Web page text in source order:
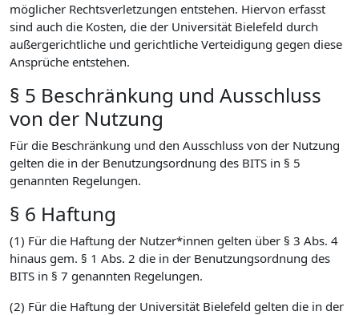
möglicher Rechtsverletzungen entstehen. Hiervon erfasst
sind auch die Kosten, die der Universität Bielefeld durch
außergerichtliche und gerichtliche Verteidigung gegen diese
Ansprüche entstehen.
§ 5 Beschränkung und Ausschluss
von der Nutzung
Für die Beschränkung und den Ausschluss von der Nutzung
gelten die in der Benutzungsordnung des BITS in § 5
genannten Regelungen.
§ 6 Haftung
(1) Für die Haftung der Nutzer*innen gelten über § 3 Abs. 4
hinaus gem. § 1 Abs. 2 die in der Benutzungsordnung des
BITS in § 7 genannten Regelungen.
(2) Für die Haftung der Universität Bielefeld gelten die in der